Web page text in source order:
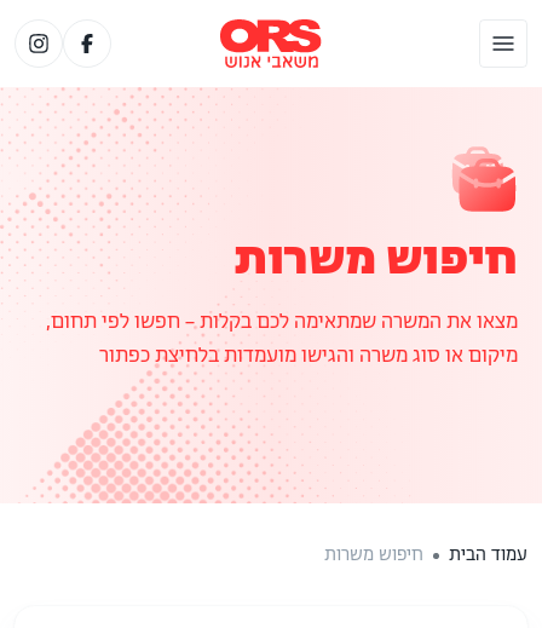
חיפוש משרות
מצאו את המשרה שמתאימה לכם בקלות – חפשו לפי תחום,
מיקום או סוג משרה והגישו מועמדות בלחיצת כפתור
עמוד הבית חיפוש משרות